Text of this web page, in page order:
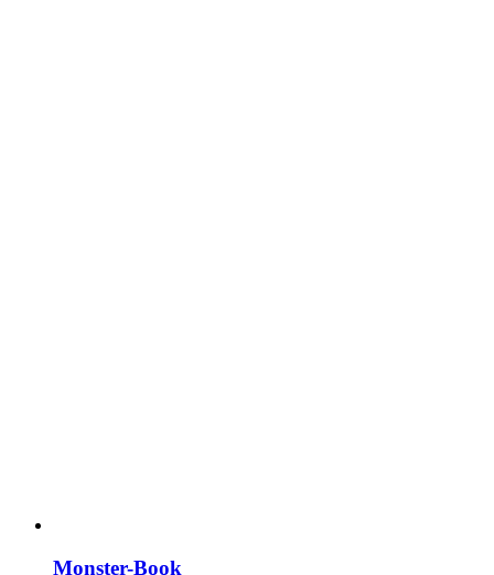
Monster-Book